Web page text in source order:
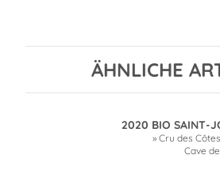
ÄHNLICHE
2020 BIO SAINT-
» Cru des
Cave